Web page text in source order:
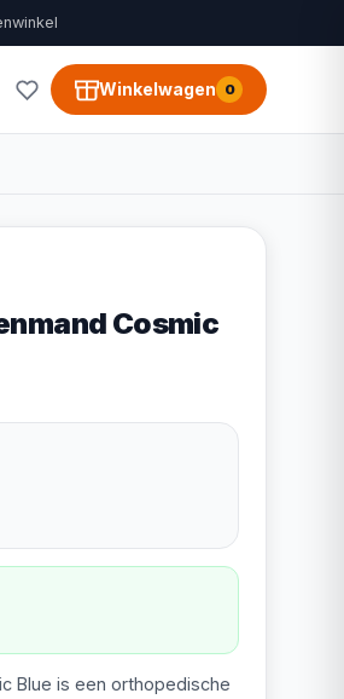
Winkelwagen 0
Cosmic
Blue is een orthopedische